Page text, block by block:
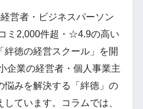
営者・ビジネスパーソン
ミ2,000件超・☆4.9の高い
絆徳の経営スクール」を開
企業の経営者・個人事業主
悩みを解決する「絆徳」の
ています。コラムでは、